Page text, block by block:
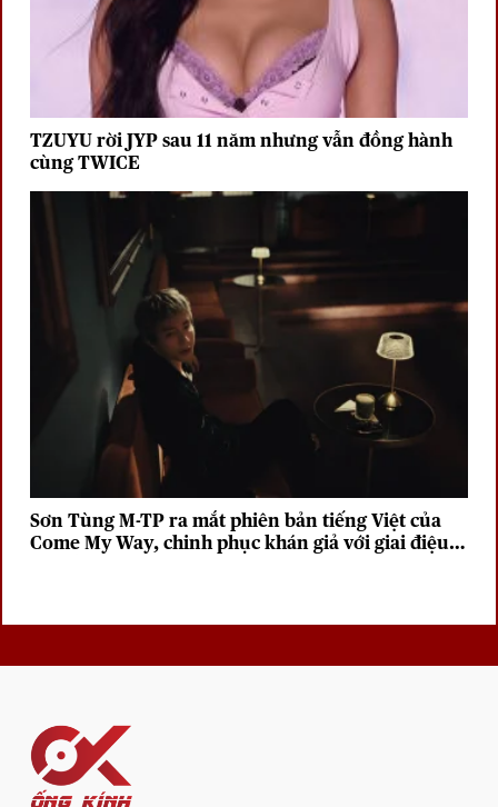
TZUYU rời JYP sau 11 năm nhưng vẫn đồng hành
cùng TWICE
Sơn Tùng M-TP ra mắt phiên bản tiếng Việt của
Come My Way, chinh phục khán giả với giai điệu